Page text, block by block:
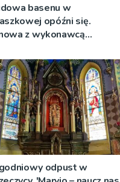
basenu w
opóźni się.
z wykonawcą
podpisana
odpust w